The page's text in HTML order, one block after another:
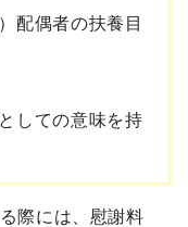
配偶者の扶養目
しての意味を持
際には、慰謝料